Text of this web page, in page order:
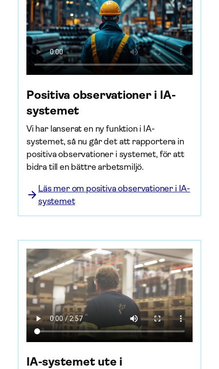
Positiva observationer i IA-
systemet
Vi har lanserat en ny funktion i IA-
systemet, så nu går det att rapportera in
positiva observationer i systemet, för att
bidra till en bättre arbetsmiljö.
Läs mer om positiva observationer i IA-
systemet
IA-systemet ute i